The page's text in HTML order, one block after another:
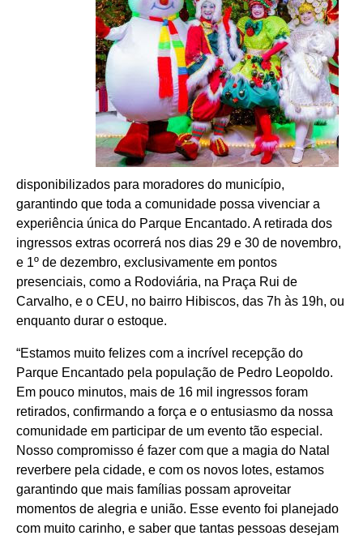
disponibilizados para moradores do município,
garantindo que toda a comunidade possa vivenciar a
experiência única do Parque Encantado. A retirada dos
ingressos extras ocorrerá nos dias 29 e 30 de novembro,
e 1º de dezembro, exclusivamente em pontos
presenciais, como a Rodoviária, na Praça Rui de
Carvalho, e o CEU, no bairro Hibiscos, das 7h às 19h, ou
enquanto durar o estoque.
“Estamos muito felizes com a incrível recepção do
Parque Encantado pela população de Pedro Leopoldo.
Em pouco minutos, mais de 16 mil ingressos foram
retirados, confirmando a força e o entusiasmo da nossa
comunidade em participar de um evento tão especial.
Nosso compromisso é fazer com que a magia do Natal
reverbere pela cidade, e com os novos lotes, estamos
garantindo que mais famílias possam aproveitar
momentos de alegria e união. Esse evento foi planejado
com muito carinho, e saber que tantas pessoas desejam